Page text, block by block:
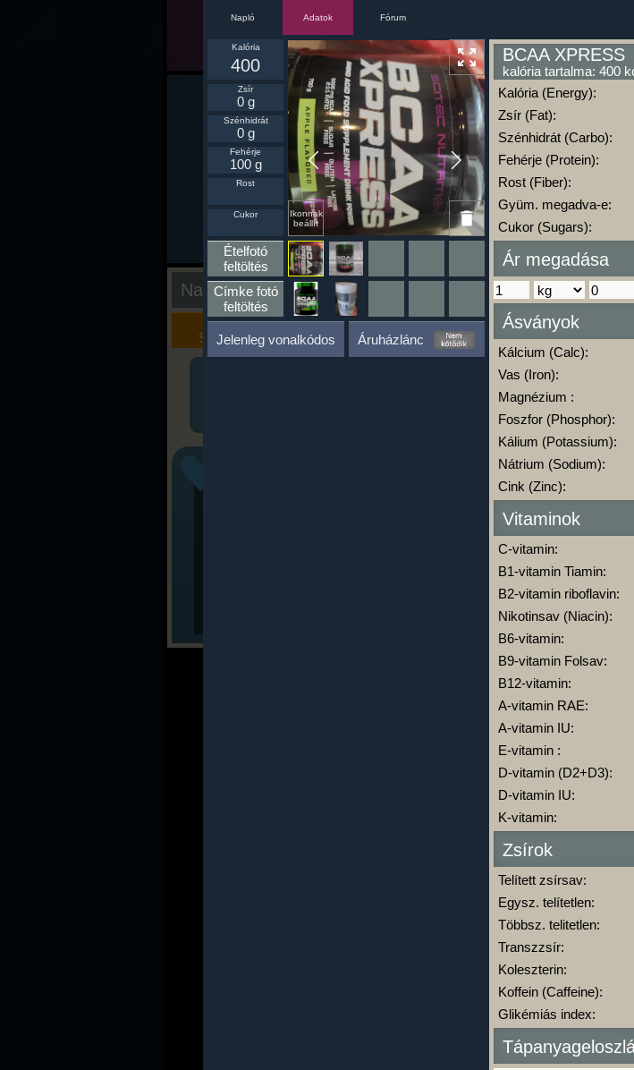
Nap kiértékelése
Kalória
Szimulátor
Szöveges
Értékelés
Ha ma már nem eszel/
kattints a kiértékelésre!
A Kalória Szimulátor
-
Napló Adatok Fórum
Ikonnak
beállít
Kalória
400
Zsír
0 g
Szénhidrát
0 g
Fehérje
100 g
Rost
Cukor
Ételfotó
feltöltés
Címke fotó
feltöltés
Jelenleg vonalkódos Áruházlánc
BCAA XPRESS
kalória tartalma: 400
Kalória (Energy):
Zsír (Fat):
Szénhidrát (Carbo):
Fehérje (Protein):
Rost (Fiber):
Gyüm. megadva-e:
Cukor (Sugars):
Ár megadása
Ásványok
Kálcium (Calc):
Vas (Iron):
Magnézium :
Foszfor (Phosphor):
Kálium (Potassium):
Nátrium (Sodium):
Cink (Zinc):
Vitaminok
C-vitamin:
B1-vitamin Tiamin:
B2-vitamin riboflavin:
Nikotinsav (Niacin):
B6-vitamin:
B9-vitamin Folsav:
B12-vitamin:
A-vitamin RAE:
A-vitamin IU:
E-vitamin :
D-vitamin (D2+D3):
D-vitamin IU:
K-vitamin:
Zsírok
Telített zsírsav:
Egysz. telítetlen:
Többsz. telitetlen:
Transzzsír:
Koleszterin:
Koffein (Caffeine):
Glikémiás index: